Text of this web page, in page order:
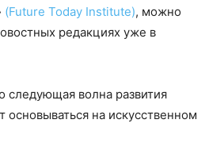
(Future Today Institute), можно
редакциях уже в
следующая волна развития
основываться на искусственном